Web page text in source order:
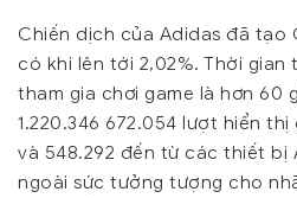
Chiến dịch của Adidas đã tạo
có khi lên tới 2,02%. Thời gian
tham gia chơi game là hơn 60
1.220.346 672.054 lượt hiển
và 548.292 đến từ các thiết bị
ngoài sức tưởng tượng cho